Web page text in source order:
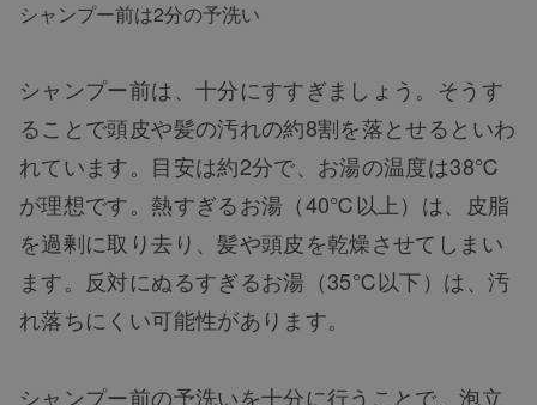
シャンプー前は2分の予洗い
シャンプー前は、十分にすすぎましょう。そうす
ることで頭皮や髪の汚れの約8割を落とせるといわ
れています。目安は約2分で、お湯の温度は38℃
が理想です。熱すぎるお湯（40℃以上）は、皮脂
を過剰に取り去り、髪や頭皮を乾燥させてしまい
ます。反対にぬるすぎるお湯（35℃以下）は、汚
れ落ちにくい可能性があります。
シャンプー前の予洗いを十分に行うことで、泡立